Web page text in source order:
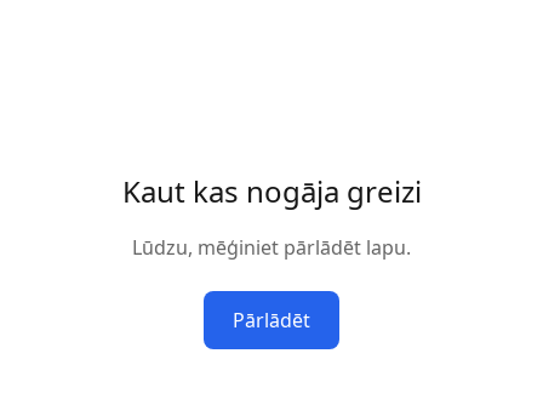
Kaut kas nogāja greizi
Lūdzu, mēģiniet pārlādēt lapu.
Pārlādēt